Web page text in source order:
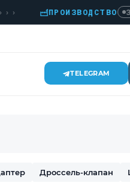
ПРОИЗВОДСТВО
TELEGRAM
Дроссель-клапан